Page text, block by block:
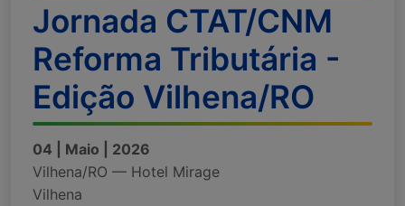
Jornada CTAT/CNM
Reforma Tributária -
Edição Vilhena/RO
04 | Maio | 2026
Vilhena/RO — Hotel Mirage
Vilhena